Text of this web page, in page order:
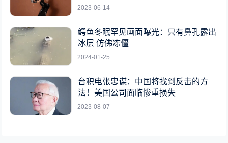
2023-06-14
鳄鱼冬眠罕见画面曝光：只有鼻孔露出
冰层 仿佛冻僵
2024-01-25
台积电张忠谋：中国将找到反击的方
法！美国公司面临惨重损失
2023-08-07